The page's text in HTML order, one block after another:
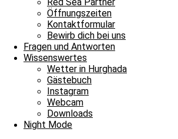
Öffnungszeiten
Kontaktformular
Bewirb dich bei uns
Fragen und Antworten
Wissenswertes
Wetter in Hurghada
Gästebuch
Instagram
Webcam
Downloads
Night Mode
FotosFotowettbewerbGewinne
One comment
Schreibe einen Kommentar
Deine E-Mail-Adresse wird nicht veröffentlicht.